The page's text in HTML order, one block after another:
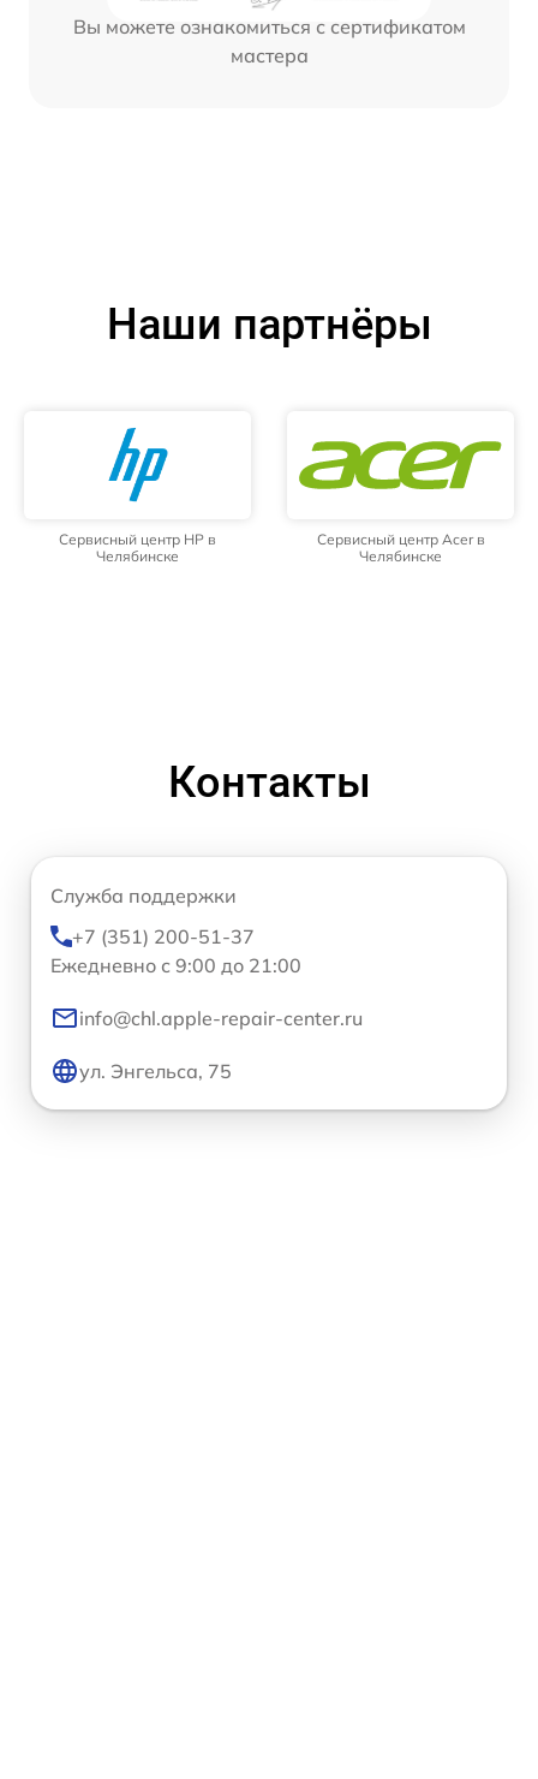
Вы можете ознакомиться с сертификатом
мастера
Наши партнёры
Сервисный центр HP в
Челябинске
Сервисный центр Acer в
Челябинске
Контакты
Служба поддержки
+7 (351) 200-51-37
Ежедневно с 9:00 до 21:00
info@chl.apple-repair-center.ru
ул. Энгельса, 75